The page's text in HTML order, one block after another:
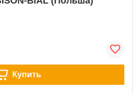
Купить